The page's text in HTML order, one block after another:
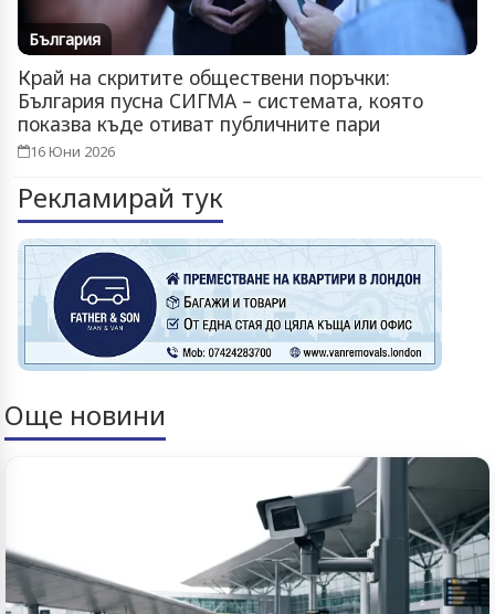
България
Край на скритите обществени поръчки:
България пусна СИГМА – системата, която
показва къде отиват публичните пари
16 Юни 2026
Рекламирай тук
Още новини